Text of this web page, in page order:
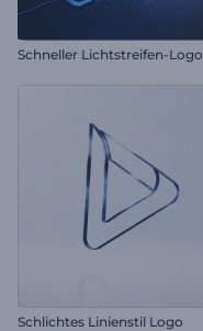
Schneller Lichtstreifen-Logo
Schlichtes Linienstil Logo